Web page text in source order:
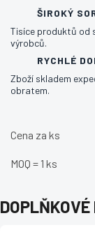
ŠIROKÝ
Tisíce produktů od
výrobců.
RYCHLÉ
Zboží skladem
obratem.
Cena za ks
MOQ = 1 ks